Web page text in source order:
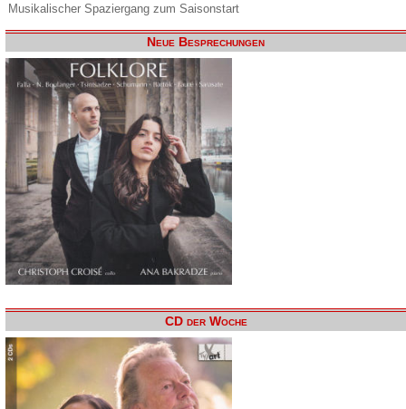
Musikalischer Spaziergang zum Saisonstart
Neue Besprechungen
CD der Woche